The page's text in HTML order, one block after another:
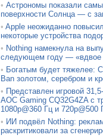
• Астрономы показали
поверхности Солнца — с
• Apple неожиданно
некоторые устройства
• Nothing намекнула на
следующем году — «вдвое
• Богатым будет тяжелее:
Ban золотом, серебром и
• Представлен игровой
AOC Gaming CQ32G4ZA с
1080p@360 Гц и 720p@500
• ИИ подвёл Nothing:
раскритиковали за